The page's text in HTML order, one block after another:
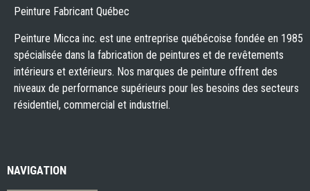
Peinture Fabricant Québec
Peinture Micca inc. est une entreprise québécoise fondée en 1985
spécialisée dans la fabrication de peintures et de revêtements
intérieurs et extérieurs. Nos marques de peinture offrent des
niveaux de performance supérieurs pour les besoins des secteurs
résidentiel, commercial et industriel.
NAVIGATION